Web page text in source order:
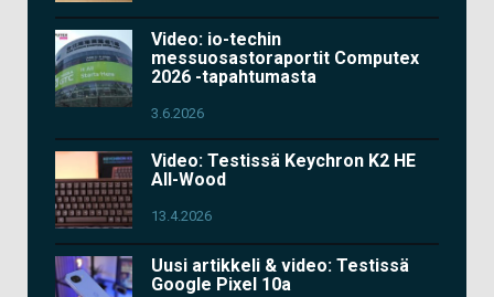
Video: io-techin
messuosastoraportit Computex
2026 -tapahtumasta
3.6.2026
Video: Testissä Keychron K2 HE
All-Wood
13.4.2026
Uusi artikkeli & video: Testissä
Google Pixel 10a